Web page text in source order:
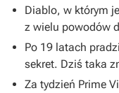
Diablo, w którym
z wielu powodów
Po 19 latach
sekret. Dziś taka
Za tydzień Prime